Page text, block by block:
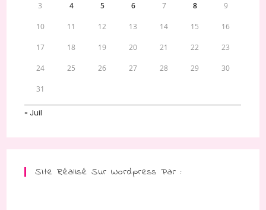
3 4 5 6 7 8 9
10 11 12 13 14 15 16
17 18 19 20 21 22 23
24 25 26 27 28 29 30
31
« Juil
Site Réalisé Sur Wordpress Par :